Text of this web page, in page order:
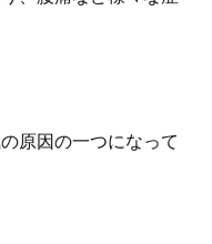
原因の一つになって